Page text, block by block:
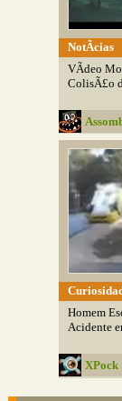
NotÃ­cias
VÃ­deo
ColisÃ£o
Homem
Acidente
XPock